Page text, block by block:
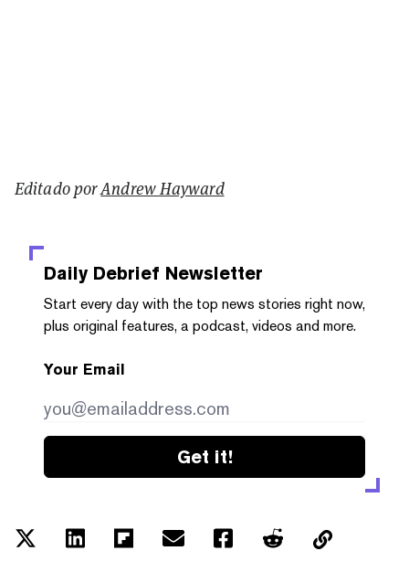
Editado porAndrew Hayward
Daily Debrief Newsletter
Start every day with the top news stories right now,
plus original features, a podcast, videos and more.
Your Email
Get it!